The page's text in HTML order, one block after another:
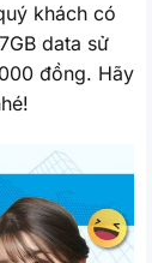
khách có
data sử
đồng. Hãy